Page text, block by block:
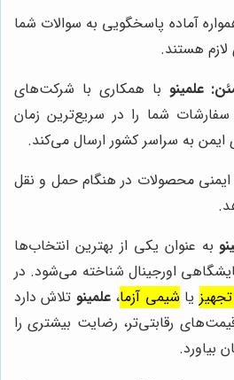
آماده پاسخگویی به سوالات شما
لازم هستند.
علمینو با همکاری با شرکت‌های
شما را در سریع‌ترین زمان
ایمن به سراسر کشور ارسال می‌کند.
محصولات در هنگام حمل و نقل
به عنوان یکی از بهترین انتخاب‌ها
اورجینال شناخته می‌شود. در
تجهیز یا شیمی آزما،علمینو تلاش دارد
رقابتی‌تر، رضایت بیشتری را
بیاورد.